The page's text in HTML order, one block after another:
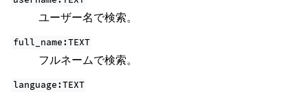
ユーザー名で検索。
full_name:TEXT
フルネームで検索。
language:TEXT